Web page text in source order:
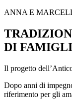
ANNA E
DI
Il progetto
Dopo anni di
riferimento per gli